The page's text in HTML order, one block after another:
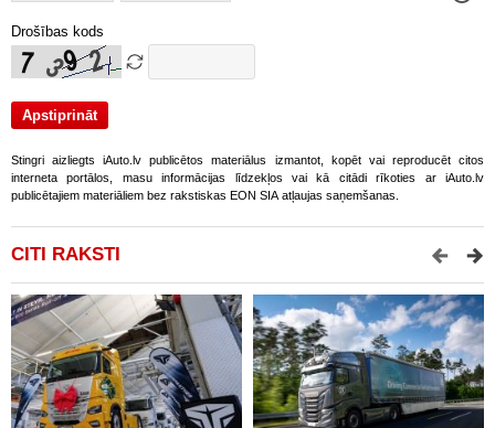
Drošības kods
Stingri aizliegts iAuto.lv publicētos materiālus izmantot, kopēt vai reproducēt citos
interneta portālos, masu informācijas līdzekļos vai kā citādi rīkoties ar iAuto.lv
publicētajiem materiāliem bez rakstiskas EON SIA atļaujas saņemšanas.
CITI RAKSTI